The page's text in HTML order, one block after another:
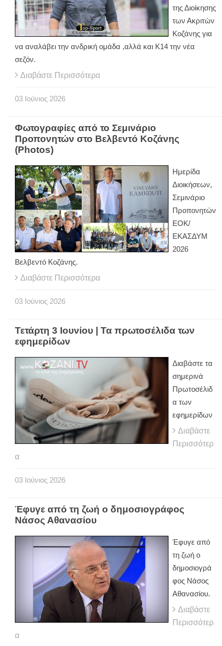
της Διοίκησης
των Ακριτών
Κοζάνης για
να αναλάβει την ανδρική ομάδα ,αλλά και Κ14 την νέα
σεζόν.
Διαβάστε Περισσότερα
03 Ιούνιος 2026
Φωτογραφίες από το Σεμινάριο
Προπονητών στο Βελβεντό Κοζάνης
(Photos)
Ημερίδα
Διοικήσεων,
Σεμινάριο
Προπονητών
ΕΟΚ/
ΕΚΑΣΔΥΜ
2026
Βελβεντό Κοζάνης.
Διαβάστε Περισσότερα
03 Ιούνιος 2026
Τετάρτη 3 Ιουνίου | Τα πρωτοσέλιδα των
εφημερίδων
Διαβάστε τα
σημερινά
Πρωτοσέλιδ
α των
εφημερίδων
Διαβάστε
Περισσότερ
α
03 Ιούνιος 2026
Έφυγε από τη ζωή ο δημοσιογράφος
Νάσος Αθανασίου
Έφυγε από
τη ζωή ο
δημοσιογρά
φος Νάσος
Αθανασίου.
Διαβάστε
Περισσότερ
α